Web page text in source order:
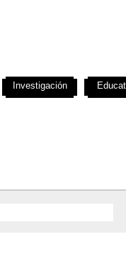
Investigación